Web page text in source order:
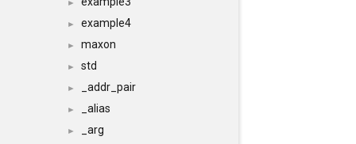
►
► example4
► maxon
► std
► _addr_pair
► _alias
► _arg